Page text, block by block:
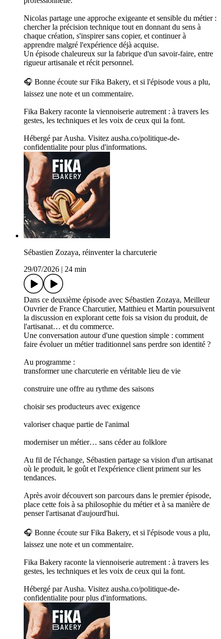
Nicolas partage une approche exigeante et sensible du métier :
chercher la précision technique tout en donnant du sens à
chaque création, s'inspirer sans copier, et continuer à
apprendre malgré l'expérience déjà acquise.
Un épisode chaleureux sur la fabrique d'un savoir-faire, entre
rigueur artisanale et récit personnel.
🎧 Bonne écoute sur Fika Bakery, et si l'épisode vous a plu,
laissez une note et un commentaire.
Fika Bakery raconte la viennoiserie autrement : à travers les
gestes, les techniques et les voix de ceux qui la font.
Hébergé par Ausha. Visitez ausha.co/politique-de-
confidentialite pour plus d'informations.
Sébastien Zozaya, réinventer la charcuterie
29/07/2026
24 min
Dans ce deuxième épisode avec Sébastien Zozaya, Meilleur
Ouvrier de France Charcutier, Matthieu et Martin poursuivent
la discussion en explorant cette fois sa vision du produit, de
l'artisanat… et du commerce.
Une conversation autour d'une question simple : comment
faire évoluer un métier traditionnel sans perdre son identité ?
Au programme :
transformer une charcuterie en véritable lieu de vie
construire une offre au rythme des saisons
choisir ses producteurs avec exigence
valoriser chaque partie de l'animal
moderniser un métier… sans céder au folklore
Au fil de l'échange, Sébastien partage sa vision d'un artisanat
où le produit, le goût et l'expérience client priment sur les
tendances.
Après avoir découvert son parcours dans le premier épisode,
place cette fois à sa philosophie du métier et à sa manière de
penser l'artisanat d'aujourd'hui.
🎧 Bonne écoute sur Fika Bakery, et si l'épisode vous a plu,
laissez une note et un commentaire.
Fika Bakery raconte la viennoiserie autrement : à travers les
gestes, les techniques et les voix de ceux qui la font.
Hébergé par Ausha. Visitez ausha.co/politique-de-
confidentialite pour plus d'informations.